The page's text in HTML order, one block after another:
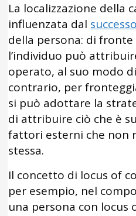
La localizzazione della
influenzata dal successo
della persona: di fronte
l’individuo può
operato, al suo modo
contrario, per
si può adottare la
di attribuire ciò che è
fattori esterni che non
stessa.
Il concetto di locus of
per esempio, nel
una persona con